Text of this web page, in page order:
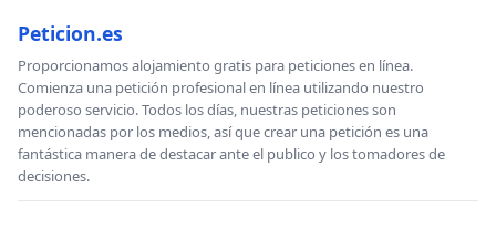
Peticion.es
Proporcionamos alojamiento gratis para peticiones en línea.
Comienza una petición profesional en línea utilizando nuestro
poderoso servicio. Todos los días, nuestras peticiones son
mencionadas por los medios, así que crear una petición es una
fantástica manera de destacar ante el publico y los tomadores de
decisiones.